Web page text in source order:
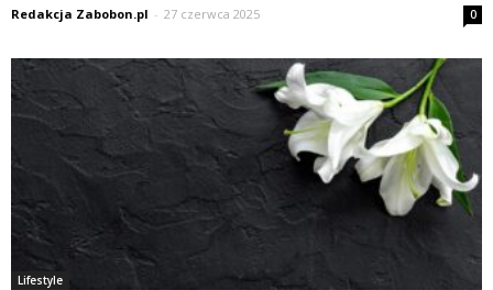
Redakcja Zabobon.pl - 27 czerwca 2025 0
Lifestyle